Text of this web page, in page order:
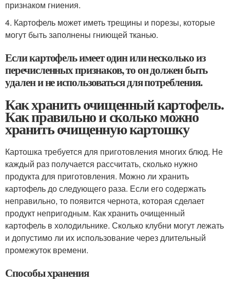
признаком гниения.
4. Картофель может иметь трещины и порезы, которые
могут быть заполнены гниющей тканью.
Если картофель имеет один или несколько из
перечисленных признаков, то он должен быть
удален и не использоваться для потребления.
Как хранить очищенный картофель.
Как правильно и сколько можно
хранить очищенную картошку
Картошка требуется для приготовления многих блюд. Не
каждый раз получается рассчитать, сколько нужно
продукта для приготовления. Можно ли хранить
картофель до следующего раза. Если его содержать
неправильно, то появится чернота, которая сделает
продукт непригодным. Как хранить очищенный
картофель в холодильнике. Сколько клубни могут лежать
и допустимо ли их использование через длительный
промежуток времени.
Способы хранения